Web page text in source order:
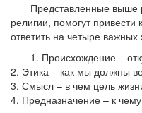
Представленные выше
религии, помогут
ответить на четыре
1. Происхождение –
2. Этика – как мы должны
3. Смысл – в чем цель
4. Предназначение – к